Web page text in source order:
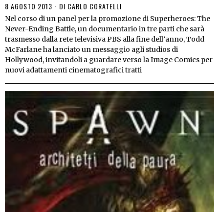
8 AGOSTO 2013 DI CARLO CORATELLI
Nel corso di un panel per la promozione di Superheroes: The
Never-Ending Battle, un documentario in tre parti che sarà
trasmesso dalla rete televisiva PBS alla fine dell’anno, Todd
McFarlane ha lanciato un messaggio agli studios di
Hollywood, invitandoli a guardare verso la Image Comics per
nuovi adattamenti cinematografici tratti